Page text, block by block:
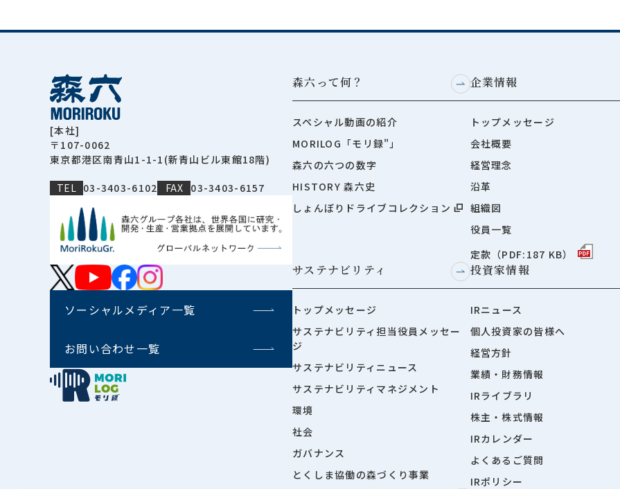
[本社]
〒107-0062
東京都港区南青山1-1-1(新青山ビル東館18階)
TEL 03-3403-6102 FAX 03-3403-6157
ソーシャルメディア一覧
お問い合わせ一覧
森六って何？
スペシャル動画の紹介
MORILOG「モリ録"」
森六の六つの数字
HISTORY 森六史
しょんぼりドライブコレクション
企業情報
トップメッセージ
会社概要
経営理念
沿革
組織図
役員一覧
定款（PDF:187 KB）
サステナビリティ
トップメッセージ
サステナビリティ担当役員メッセー
ジ
サステナビリティニュース
サステナビリティマネジメント
環境
社会
ガバナンス
とくしま協働の森づくり事業
投資家情報
IRニュース
個人投資家の皆様へ
経営方針
業績・財務情報
IRライブラリ
株主・株式情報
IRカレンダー
よくあるご質問
IRポリシー